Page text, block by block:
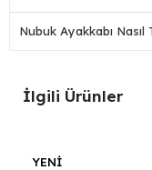
Nubuk Ayakkabı Nasıl
İlgili Ürünler
YENİ